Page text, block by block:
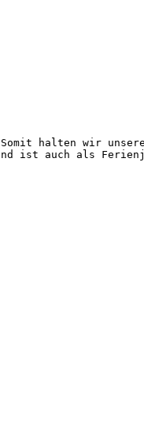
halten wir
ist auch als